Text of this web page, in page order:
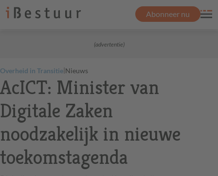
Abonneer nu
(advertentie)
Overheid in Transitie|Nieuws
AcICT: Minister van
Digitale Zaken
noodzakelijk in nieuwe
toekomstagenda